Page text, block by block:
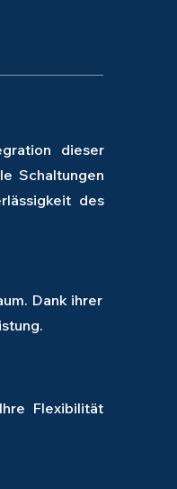
dieser
Schaltungen
des
Dank ihrer
Flexibilität